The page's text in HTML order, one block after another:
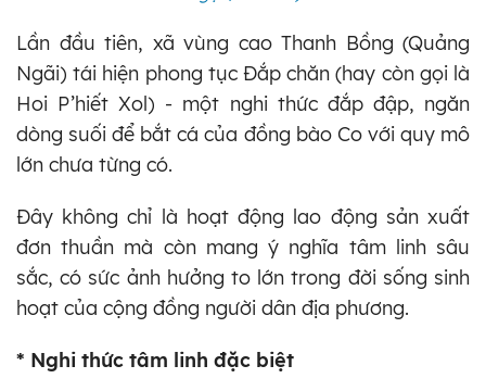
Lần đầu tiên, xã vùng cao Thanh Bồng (Quảng
Ngãi) tái hiện phong tục Đắp chăn (hay còn gọi là
Hoi P’hiết Xol) - một nghi thức đắp đập, ngăn
dòng suối để bắt cá của đồng bào Co với quy mô
lớn chưa từng có.
Đây không chỉ là hoạt động lao động sản xuất
đơn thuần mà còn mang ý nghĩa tâm linh sâu
sắc, có sức ảnh hưởng to lớn trong đời sống sinh
hoạt của cộng đồng người dân địa phương.
* Nghi thức tâm linh đặc biệt